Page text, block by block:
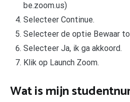
be.zoom.us)
Selecteer Continue.
Selecteer de optie Bewaar
Selecteer Ja, ik ga akkoord.
Klik op Launch Zoom.
Wat is mijn